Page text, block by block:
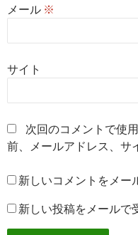
メール ※
サイト
次回のコメントで使
前、メールアドレス、サ
新しいコメントをメー
新しい投稿をメールで